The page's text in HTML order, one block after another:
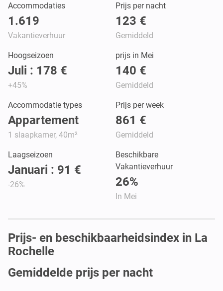
Accommodaties
1.619
Vakantieverhuur
Prijs per nacht
123 €
Gemiddeld
Hoogseizoen
Juli : 178 €
+45%
prijs in Mei
140 €
Gemiddeld
Accommodatie types
Appartement
1 slaapkamer, 40m²
Prijs per week
861 €
Gemiddeld
Laagseizoen
Januari : 91 €
-26%
Beschikbare
Vakantieverhuur
26%
In Mei
Prijs- en beschikbaarheidsindex in La
Rochelle
Gemiddelde prijs per nacht